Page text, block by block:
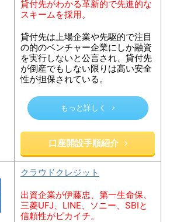
貸付先がわかる革新的で先進的な
スキームを採用。
貸付先は上場企業や先駆的で注目
の的のベンチャー企業にしか融資
を実行しないと公言され、貸付先
が倒産でもしない限りは高い安全
性が担保されている。
もっと詳しく
口座開設手順紹介
クラウドクレジット
出資企業が伊藤忠、第一生命保、
三菱UFJ、LINE、ソニー、SBIと
信頼性がピカイチ。